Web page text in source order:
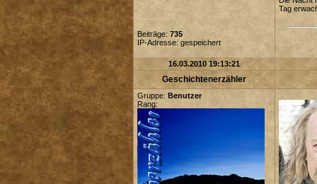
Beiträge: 735
IP-Adresse: gespeichert
Tag
16.03.2010 19:13:21
Geschichtenerzähler
Gruppe: Benutzer
Rang: